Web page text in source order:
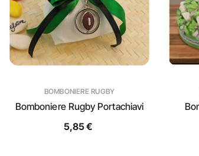
BOMBONIERE RUGBY
Bomboniere Rugby Portachiavi
5,85 €